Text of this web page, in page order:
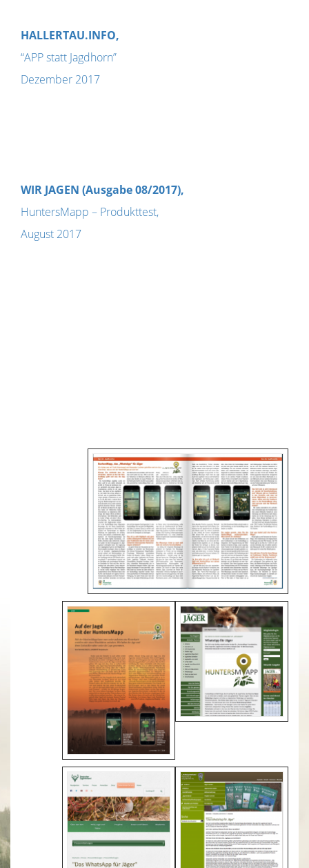
HALLERTAU.INFO,
“APP statt Jagdhorn”
Dezember 2017
WIR JAGEN (Ausgabe 08/2017),
HuntersMapp – Produkttest,
August 2017